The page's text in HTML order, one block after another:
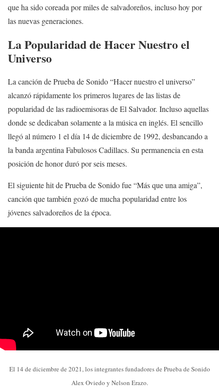
que ha sido coreada por miles de salvadoreños, incluso hoy por
las nuevas generaciones.
La Popularidad de Hacer Nuestro el
Universo
La canción de Prueba de Sonido “Hacer nuestro el universo”
alcanzó rápidamente los primeros lugares de las listas de
popularidad de las radioemisoras de El Salvador. Incluso aquellas
donde se dedicaban solamente a la música en inglés. El sencillo
llegó al número 1 el día 14 de diciembre de 1992, desbancando a
la banda argentina Fabulosos Cadillacs. Su permanencia en esta
posición de honor duró por seis meses.
El siguiente hit de Prueba de Sonido fue “Más que una amiga”,
canción que también gozó de mucha popularidad entre los
jóvenes salvadoreños de la época.
El 14 de diciembre de 2021, los integrantes fundadores de Prueba de Sonido
Alex Oviedo y Nelson Erazo.